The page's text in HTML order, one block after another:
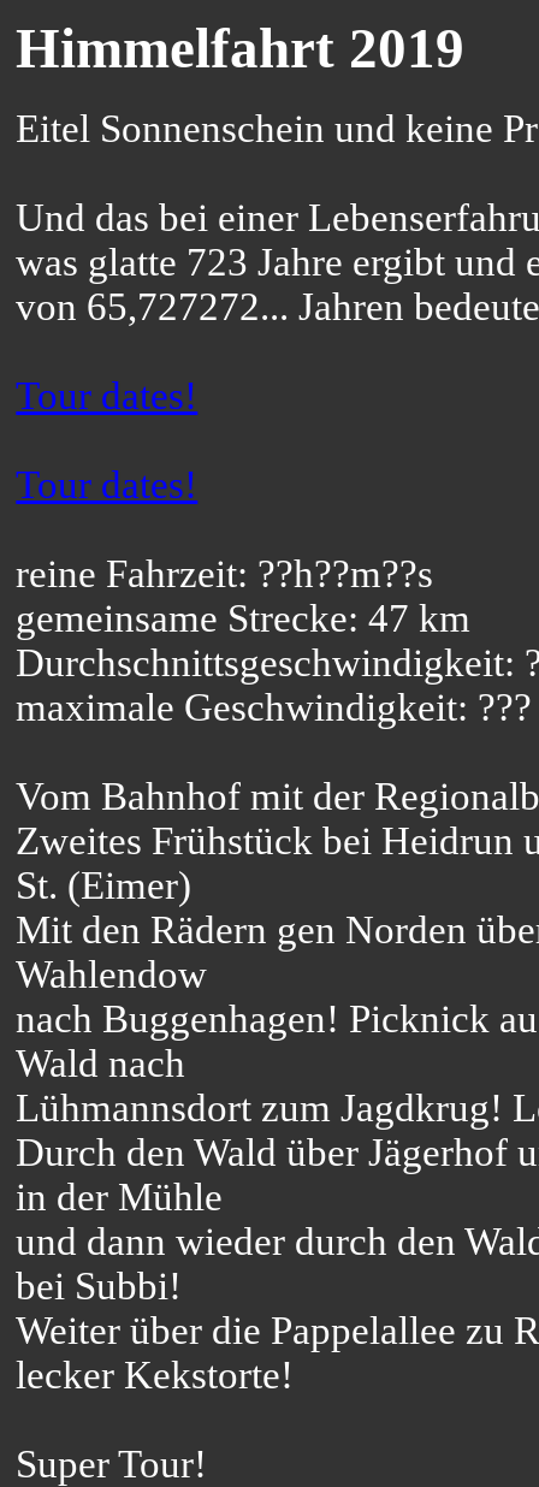
Himmelfahrt 2019
Eitel Sonnenschein und keine
Und das bei einer
was glatte 723 Jahre ergibt und
von 65,727272... Jahren
Tour dates!
Tour dates!
reine Fahrzeit: ??h??m??s
gemeinsame Strecke: 47 km
Durchschnittsgeschwindigkeit:
maximale Geschwindigkeit:
Vom Bahnhof mit der
Zweites Frühstück bei Heidrun
St. (Eimer)
Mit den Rädern gen Norden
Wahlendow
nach Buggenhagen! Picknick
Wald nach
Lühmannsdort zum Jagdkrug!
Durch den Wald über Jägerhof
in der Mühle
und dann wieder durch den
bei Subbi!
Weiter über die Pappelallee zu
lecker Kekstorte!
Super Tour!